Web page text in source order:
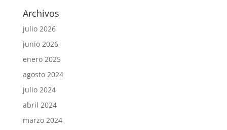
Archivos
julio 2026
junio 2026
enero 2025
agosto 2024
julio 2024
abril 2024
marzo 2024